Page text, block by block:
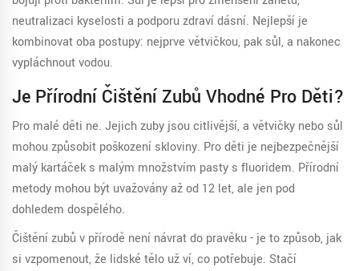
neutralizaci kyselosti a podporu zdraví dásní. Nejlepší je
kombinovat oba postupy: nejprve větvičkou, pak sůl, a nakonec
vypláchnout vodou.
Je Přírodní Čištění Zubů Vhodné Pro Děti?
Pro malé děti ne. Jejich zuby jsou citlivější, a větvičky nebo sůl
mohou způsobit poškození skloviny. Pro děti je nejbezpečnější
malý kartáček s malým množstvím pasty s fluoridem. Přírodní
metody mohou být uvažovány až od 12 let, ale jen pod
dohledem dospělého.
Čištění zubů v přírodě není návrat do pravěku - je to způsob, jak
si vzpomenout, že lidské tělo už ví, co potřebuje. Stačí